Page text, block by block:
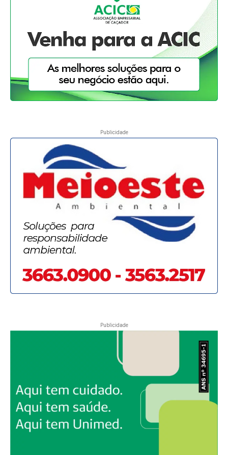
Publicidade
Publicidade